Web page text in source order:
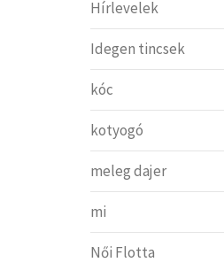
Hírlevelek
Idegen tincsek
kóc
kotyogó
meleg dajer
mi
Női Flotta